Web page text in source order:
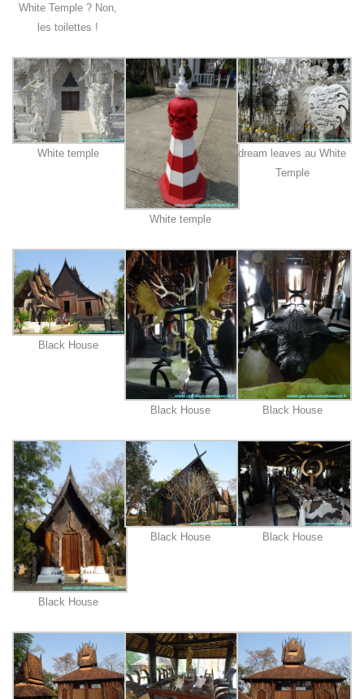
White Temple ? Non,
les toilettes !
White temple
White temple
dream leaves au White
Temple
Black House
Black House Black House
Black House
Black House Black House